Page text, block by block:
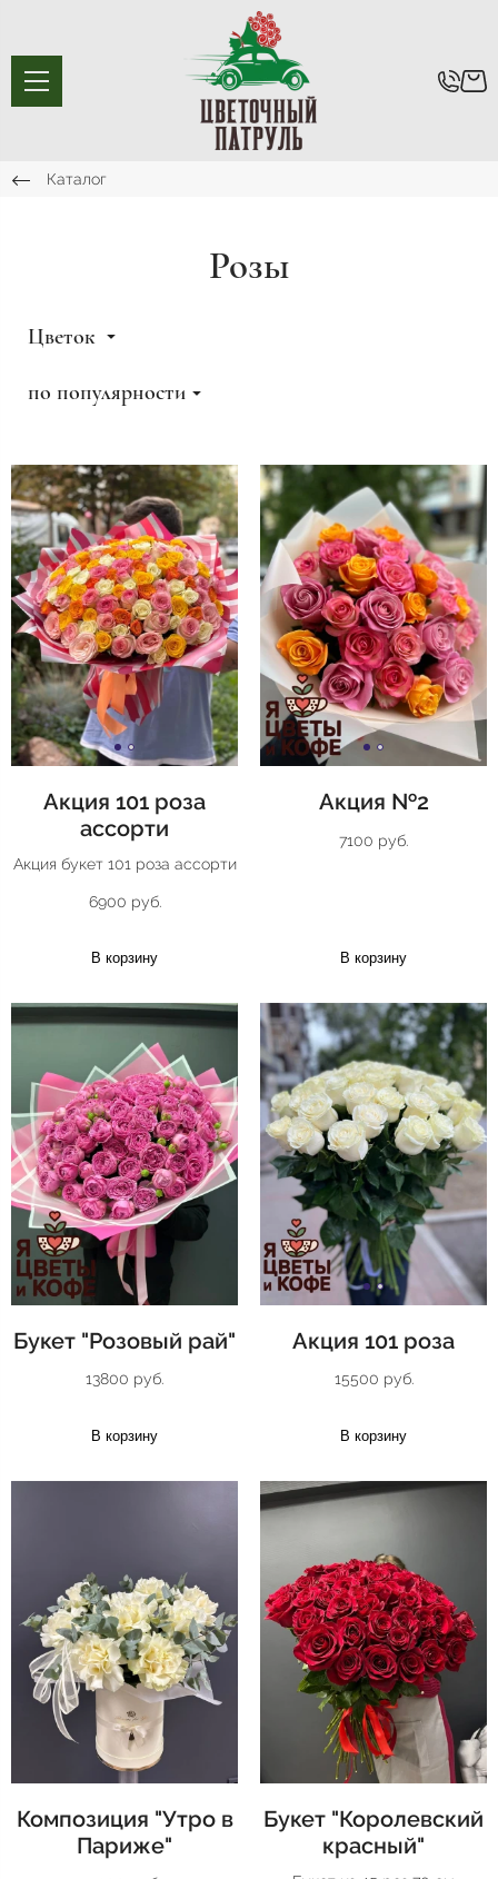
Каталог
Розы
Цветок
по популярности
Акция 101 роза
ассорти
Акция букет 101 роза ассорти
6900 руб.
В корзину
Акция №2
7100 руб.
В корзину
Букет "Розовый рай"
13800 руб.
В корзину
Акция 101 роза
15500 руб.
В корзину
Композиция "Утро в
Париже"
Букет "Королевский
красный"